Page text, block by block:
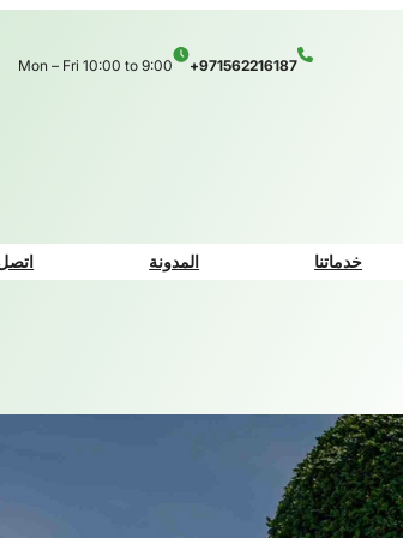
971562216187+
Mon – Fri 10:00 to 9:00
خدماتنا المدونة اتصل